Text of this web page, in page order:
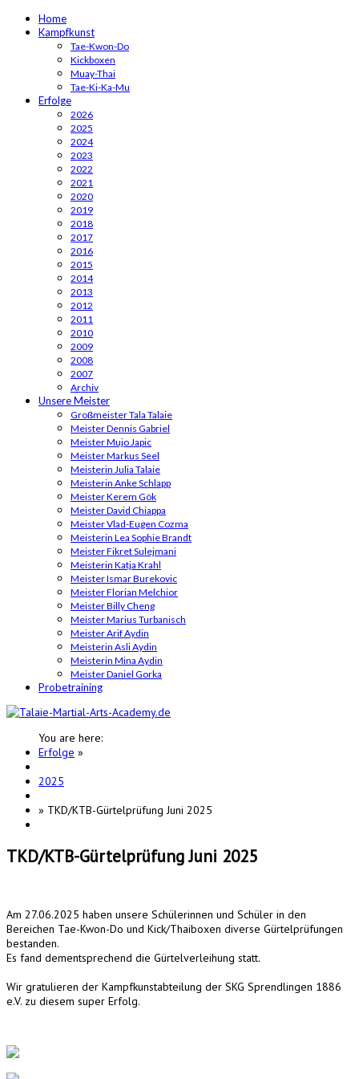
Home
Kampfkunst
Tae-Kwon-Do
Kickboxen
Muay-Thai
Tae-Ki-Ka-Mu
Erfolge
2026
2025
2024
2023
2022
2021
2020
2019
2018
2017
2016
2015
2014
2013
2012
2011
2010
2009
2008
2007
Archiv
Unsere Meister
Großmeister Tala Talaie
Meister Dennis Gabriel
Meister Mujo Japic
Meister Markus Seel
Meisterin Julia Talaie
Meisterin Anke Schlapp
Meister Kerem Gök
Meister David Chiappa
Meister Vlad-Eugen Cozma
Meisterin Lea Sophie Brandt
Meister Fikret Sulejmani
Meisterin Katja Krahl
Meister Ismar Burekovic
Meister Florian Melchior
Meister Billy Cheng
Meister Marius Turbanisch
Meister Arif Aydin
Meisterin Asli Aydin
Meisterin Mina Aydin
Meister Daniel Gorka
Probetraining
You are here:
Erfolge »
2025
» TKD/KTB-Gürtelprüfung Juni 2025
TKD/KTB-Gürtelprüfung Juni 2025
Am 27.06.2025 haben unsere Schülerinnen und Schüler in den
Bereichen Tae-Kwon-Do und Kick/Thaiboxen diverse Gürtelprüfungen
bestanden.
Es fand dementsprechend die Gürtelverleihung statt.
Wir gratulieren der Kampfkunstabteilung der SKG Sprendlingen 1886
e.V. zu diesem super Erfolg.